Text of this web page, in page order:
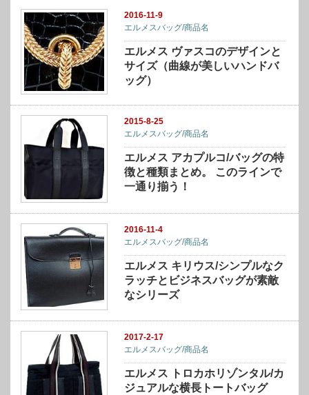
2016-11-9
エルメスバッグ/商品名
エルメス ヴァスコのデザインと
サイズ（曲線が美しいハンドバ
ッグ）
2015-8-25
エルメスバッグ/商品名
エルメス アカプルコ/バッグの特
徴と種類まとめ。 このラインで
一通り揃う！
2016-11-4
エルメスバッグ/商品名
エルメス キリウス/シンプルなク
ラッチとビジネスバッグが素敵
なシリーズ
2017-2-17
エルメスバッグ/商品名
エルメス トロカホリゾンタル/カ
ジュアルな横長トートバッグ